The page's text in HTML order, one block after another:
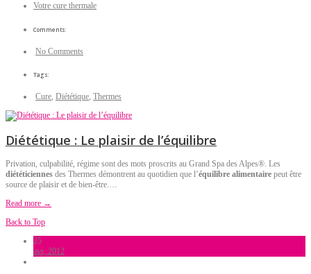
Votre cure thermale
Comments:
No Comments
Tags:
Cure, Diététique, Thermes
Diététique : Le plaisir de l’équilibre
Privation, culpabilité, régime sont des mots proscrits au Grand Spa des Alpes®. Les
diététiciennes des Thermes démontrent au quotidien que l’équilibre alimentaire peut être
source de plaisir et de bien-être.…
Read more →
Back to Top
25
avr, 2012